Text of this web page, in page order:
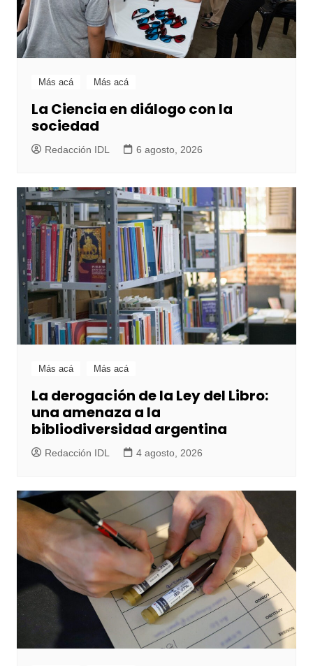
Más acá Más acá
La Ciencia en diálogo con la
sociedad
Redacción IDL 6 agosto, 2026
Más acá Más acá
La derogación de la Ley del Libro:
una amenaza a la
bibliodiversidad argentina
Redacción IDL 4 agosto, 2026